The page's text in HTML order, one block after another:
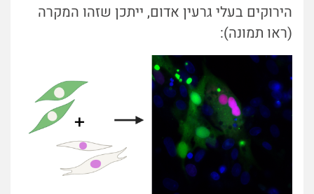
הירוקים בעלי גרעין אדום, ייתכן שזהו המקרה
(ראו תמונה):